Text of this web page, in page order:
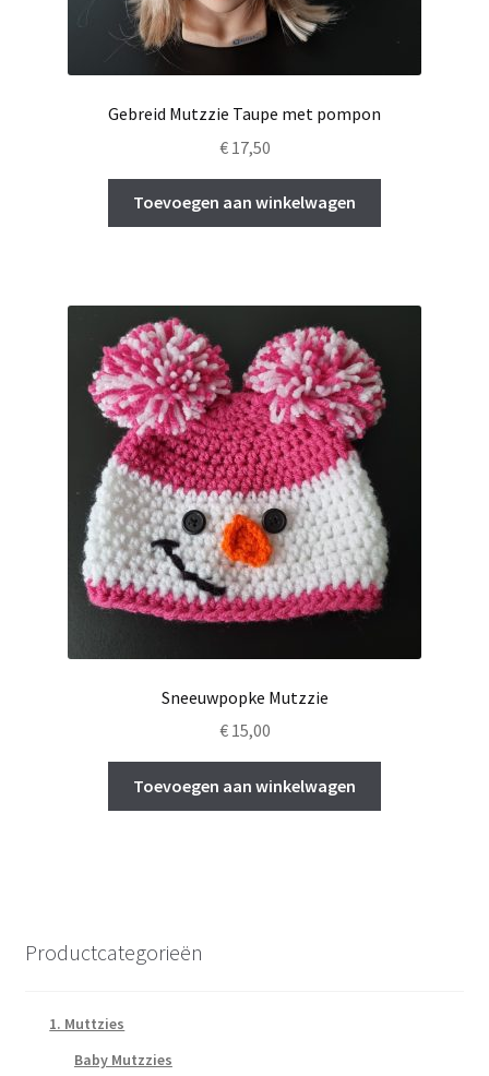
Gebreid Mutzzie Taupe met pompon
€17,50
Toevoegen aan winkelwagen
Sneeuwpopke Mutzzie
€15,00
Toevoegen aan winkelwagen
Productcategorieën
1. Muttzies
Baby Mutzzies